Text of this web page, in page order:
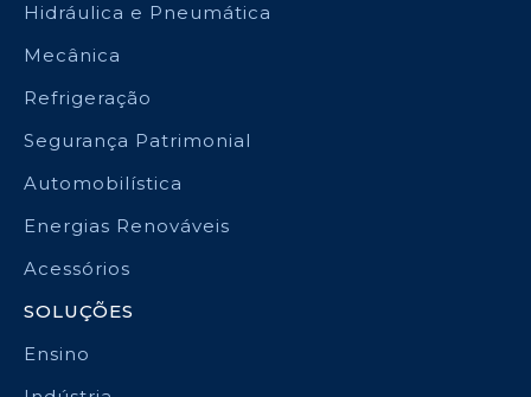
Hidráulica e Pneumática
Mecânica
Refrigeração
Segurança Patrimonial
Automobilística
Energias Renováveis
Acessórios
SOLUÇÕES
Ensino